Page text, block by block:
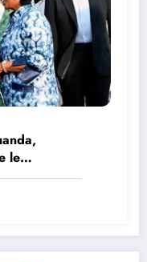
le
d’Ivoire en